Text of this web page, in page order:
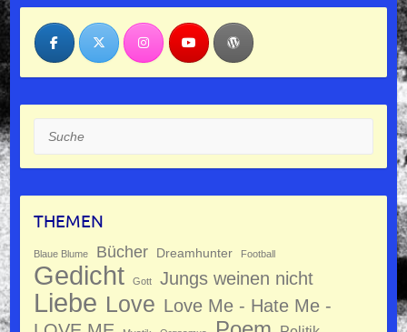
Suche
THEMEN
Blaue Blume Bücher Dreamhunter Football
Gedicht Gott Jungs weinen nicht
Liebe Love Love Me - Hate Me -